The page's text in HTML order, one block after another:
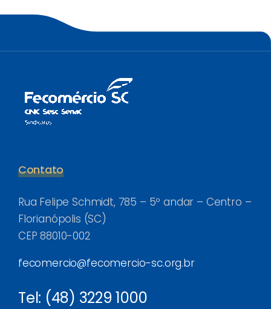
Contato
Rua Felipe Schmidt, 785 – 5º andar – Centro –
Florianópolis (SC)
CEP 88010-002
fecomercio@fecomercio-sc.org.br
Tel: (48) 3229 1000